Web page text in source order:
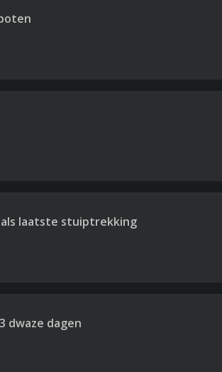
als laatste stuiptrekking
dwaze dagen